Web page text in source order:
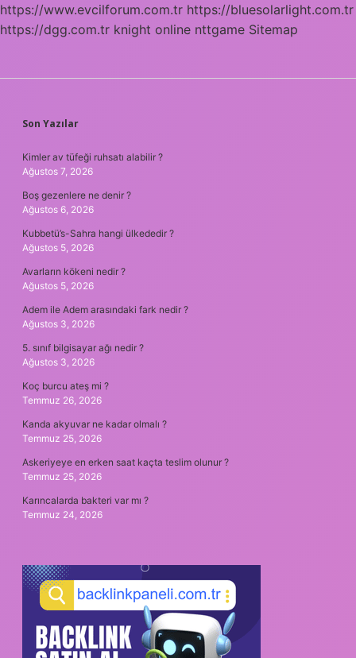
https://www.evcilforum.com.tr https://bluesolarlight.com.tr
https://dgg.com.tr knight online nttgame Sitemap
SIDEBAR
Son Yazılar
Kimler av tüfeği ruhsatı alabilir ?
Ağustos 7, 2026
Boş gezenlere ne denir ?
Ağustos 6, 2026
Kubbetü’s-Sahra hangi ülkededir ?
Ağustos 5, 2026
Avarların kökeni nedir ?
Ağustos 5, 2026
Adem ile Adem arasındaki fark nedir ?
Ağustos 3, 2026
5. sınıf bilgisayar ağı nedir ?
Ağustos 3, 2026
Koç burcu ateş mi ?
Temmuz 26, 2026
Kanda akyuvar ne kadar olmalı ?
Temmuz 25, 2026
Askeriyeye en erken saat kaçta teslim olunur ?
Temmuz 25, 2026
Karıncalarda bakteri var mı ?
Temmuz 24, 2026